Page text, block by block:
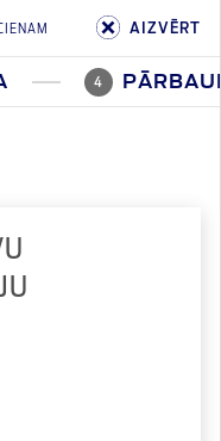
AIZVĒRT
4